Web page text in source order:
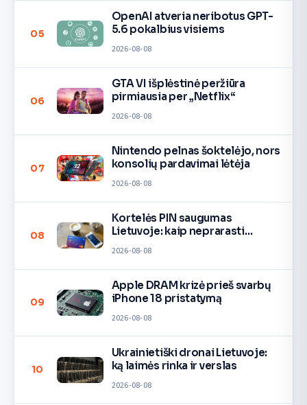
05
OpenAI atveria neribotus GPT-
5.6 pokalbius visiems
2026-08-08
06
GTA VI išplėstinė peržiūra
pirmiausia per „Netflix“
2026-08-08
07
Nintendo pelnas šoktelėjo, nors
konsolių pardavimai lėtėja
2026-08-08
08
Kortelės PIN saugumas
Lietuvoje: kaip neprarasti
2026-08-08
09
Apple DRAM krizė prieš svarbų
iPhone 18 pristatymą
2026-08-08
10
Ukrainietiški dronai Lietuvoje:
ką laimės rinka ir verslas
2026-08-08